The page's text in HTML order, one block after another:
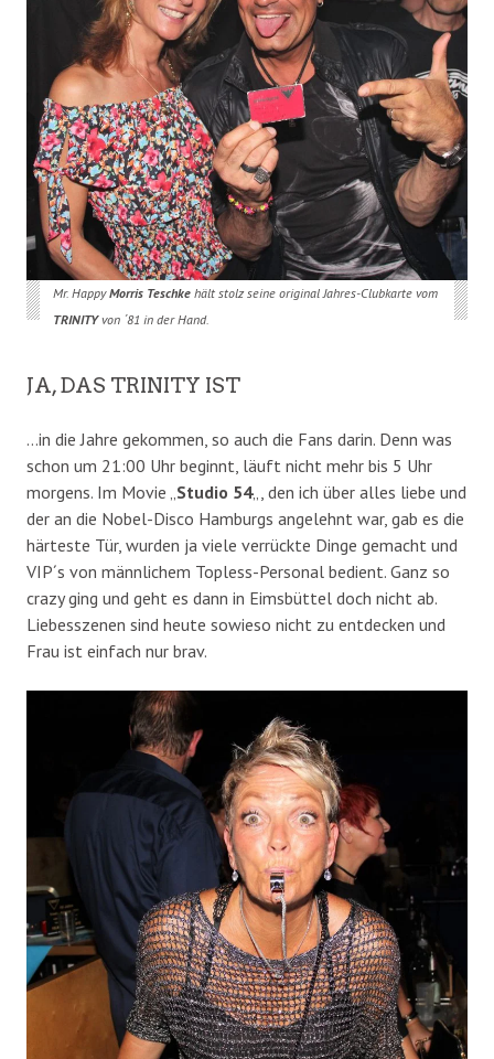
Mr. HappyMorris Teschkehält stolz seine original Jahres-Clubkarte vom
TRINITYvon ´81 in der Hand.
JA, DAS TRINITY IST
…in die Jahre gekommen, so auch die Fans darin. Denn was
schon um 21:00 Uhr beginnt, läuft nicht mehr bis 5 Uhr
morgens. Im Movie „ Studio 54„, den ich über alles liebe und
der an die Nobel-Disco Hamburgs angelehnt war, gab es die
härteste Tür, wurden ja viele verrückte Dinge gemacht und
VIP´s von männlichem Topless-Personal bedient. Ganz so
crazy ging und geht es dann in Eimsbüttel doch nicht ab.
Liebesszenen sind heute sowieso nicht zu entdecken und
Frau ist einfach nur brav.